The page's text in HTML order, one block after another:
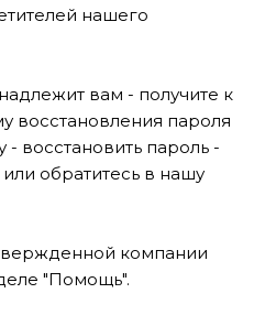
нашего
вам - получите к
восстановления пароля
восстановить пароль -
обратитесь в нашу
компании
"Помощь".